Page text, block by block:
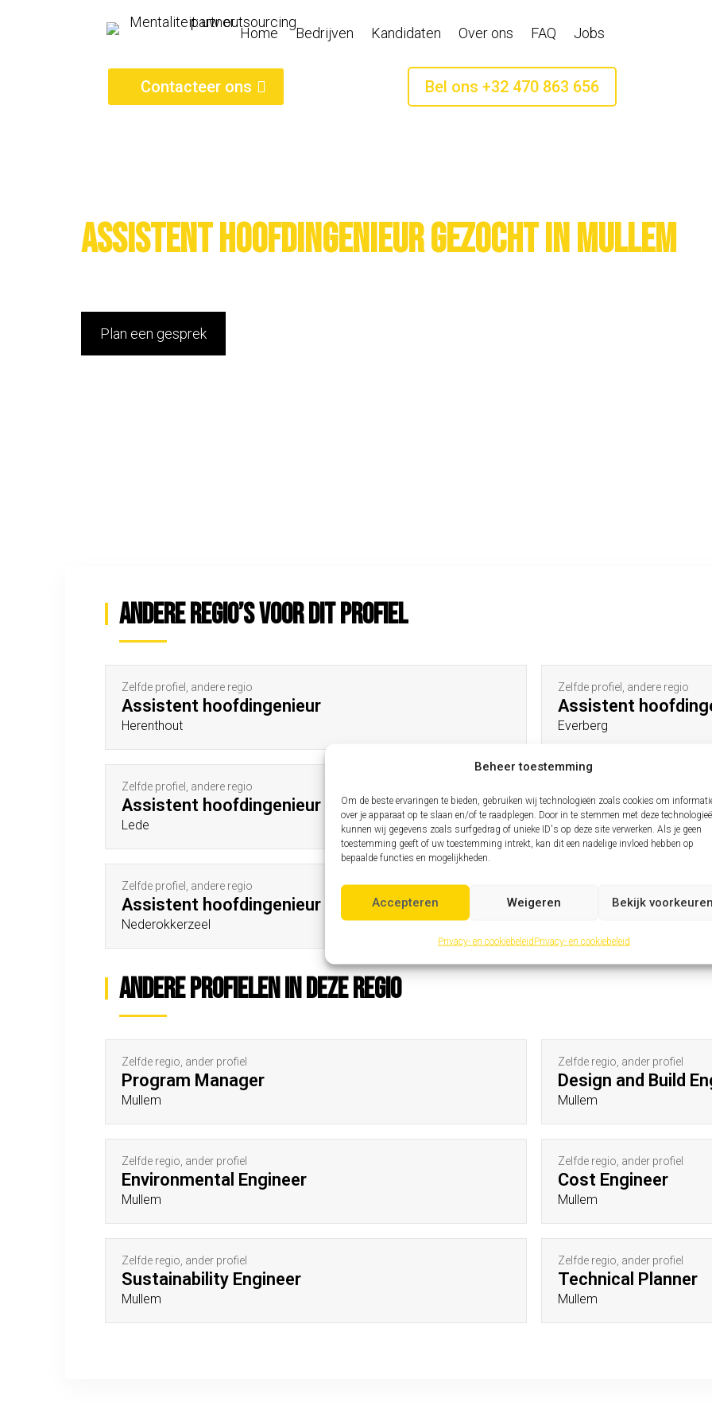
Beheer toestemming
Om de beste ervaringen te bieden, gebruiken wij technologieën zoals cookies om
over je apparaat op te slaan en/of te raadplegen. Door in te stemmen met deze
kunnen wij gegevens zoals surfgedrag of unieke ID's op deze site verwerken. Als je geen
toestemming geeft of uw toestemming intrekt, kan dit een nadelige invloed hebben op
bepaalde functies en mogelijkheden.
Accepteren Weigeren Bekijk voorkeuren
Privacy- en cookiebeleidPrivacy- en cookiebeleid
Home Bedrijven Kandidaten Over ons FAQ Jobs
Contacteer ons Bel ons +32 470 863 656
Assistent hoofdingenieur gezocht in Mullem
Plan een gesprek
Andere regio’s voor dit profiel
Zelfde profiel, andere regio
Assistent hoofdingenieur
Herenthout
Zelfde profiel, andere regio
Assistent
Everberg
Zelfde profiel, andere regio
Assistent hoofdingenieur
Lede
Assistent
Henis
Zelfde profiel, andere regio
Assistent hoofdingenieur
Nederokkerzeel
Assistent
Andere profielen in deze regio
Zelfde regio, ander profiel
Program Manager
Mullem
Zelfde regio, ander profiel
Design and Build
Mullem
Zelfde regio, ander profiel
Environmental Engineer
Mullem
Zelfde regio, ander profiel
Cost Engineer
Mullem
Zelfde regio, ander profiel
Sustainability Engineer
Mullem
Zelfde regio, ander profiel
Technical Planner
Mullem